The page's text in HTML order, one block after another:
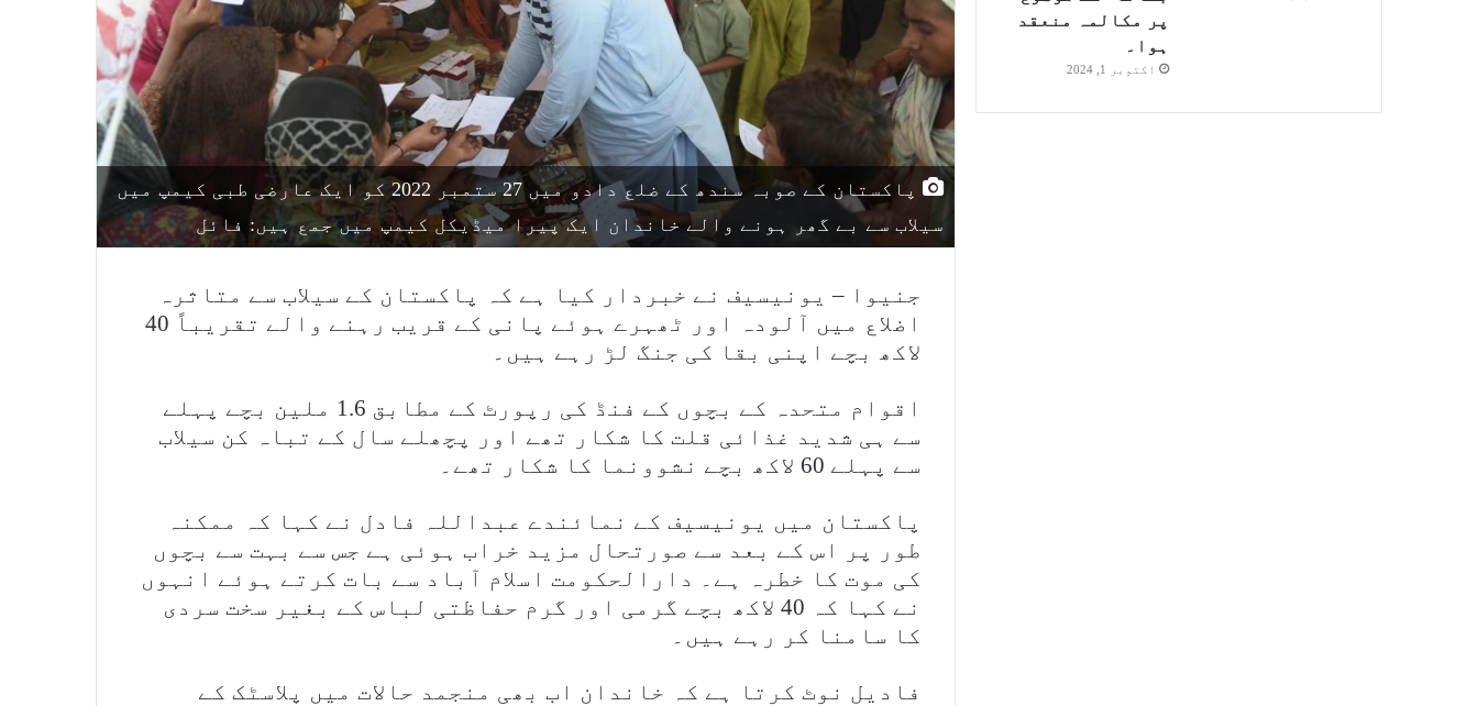
پاکستان کے صوبہ سندھ کے ضلع دادو میں 27 ستمبر 2022 کو ایک عارضی طبی کیمپ میں
سیلاب سے بے گھر ہونے والے خاندان ایک پیرا میڈیکل کیمپ میں جمع ہیں: فائل
جنیوا – یونیسیف نے خبردار کیا ہے کہ پاکستان کے سیلاب سے متاثرہ
اضلاع میں آلودہ اور ٹھہرے ہوئے پانی کے قریب رہنے والے تقریباً 40
لاکھ بچے اپنی بقا کی جنگ لڑ رہے ہیں۔
اقوام متحدہ کے بچوں کے فنڈ کی رپورٹ کے مطابق 1.6 ملین بچے پہلے
سے ہی شدید غذائی قلت کا شکار تھے اور پچھلے سال کے تباہ کن سیلاب
سے پہلے 60 لاکھ بچے نشوونما کا شکار تھے۔
پاکستان میں یونیسیف کے نمائندے عبداللہ فادل نے کہا کہ ممکنہ
طور پر اس کے بعد سے صورتحال مزید خراب ہوئی ہے جس سے بہت سے بچوں
کی موت کا خطرہ ہے۔ دارالحکومت اسلام آباد سے بات کرتے ہوئے انہوں
نے کہا کہ 40 لاکھ بچے گرمی اور گرم حفاظتی لباس کے بغیر سخت سردی
کا سامنا کر رہے ہیں۔
فادیل نوٹ کرتا ہے کہ خاندان اب بھی منجمد حالات میں پلاسٹک کے
پر مکالمہ منعقد
ہوا۔
اکتوبر 1, 2024